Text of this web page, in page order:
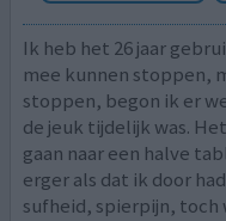
Ik heb het 26 jaar
mee kunnen stoppen,
stoppen, begon ik er
de jeuk tijdelijk was.
gaan naar een halve
erger als dat ik door
sufheid, spierpijn, toch